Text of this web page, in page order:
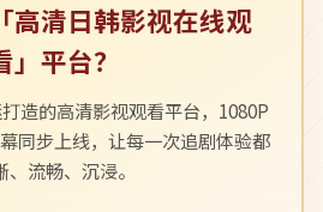
高清日韩影视在线观
」平台？
造的高清影视观看平台，1080P
同步上线，让每一次追剧体验都
、流畅、沉浸。